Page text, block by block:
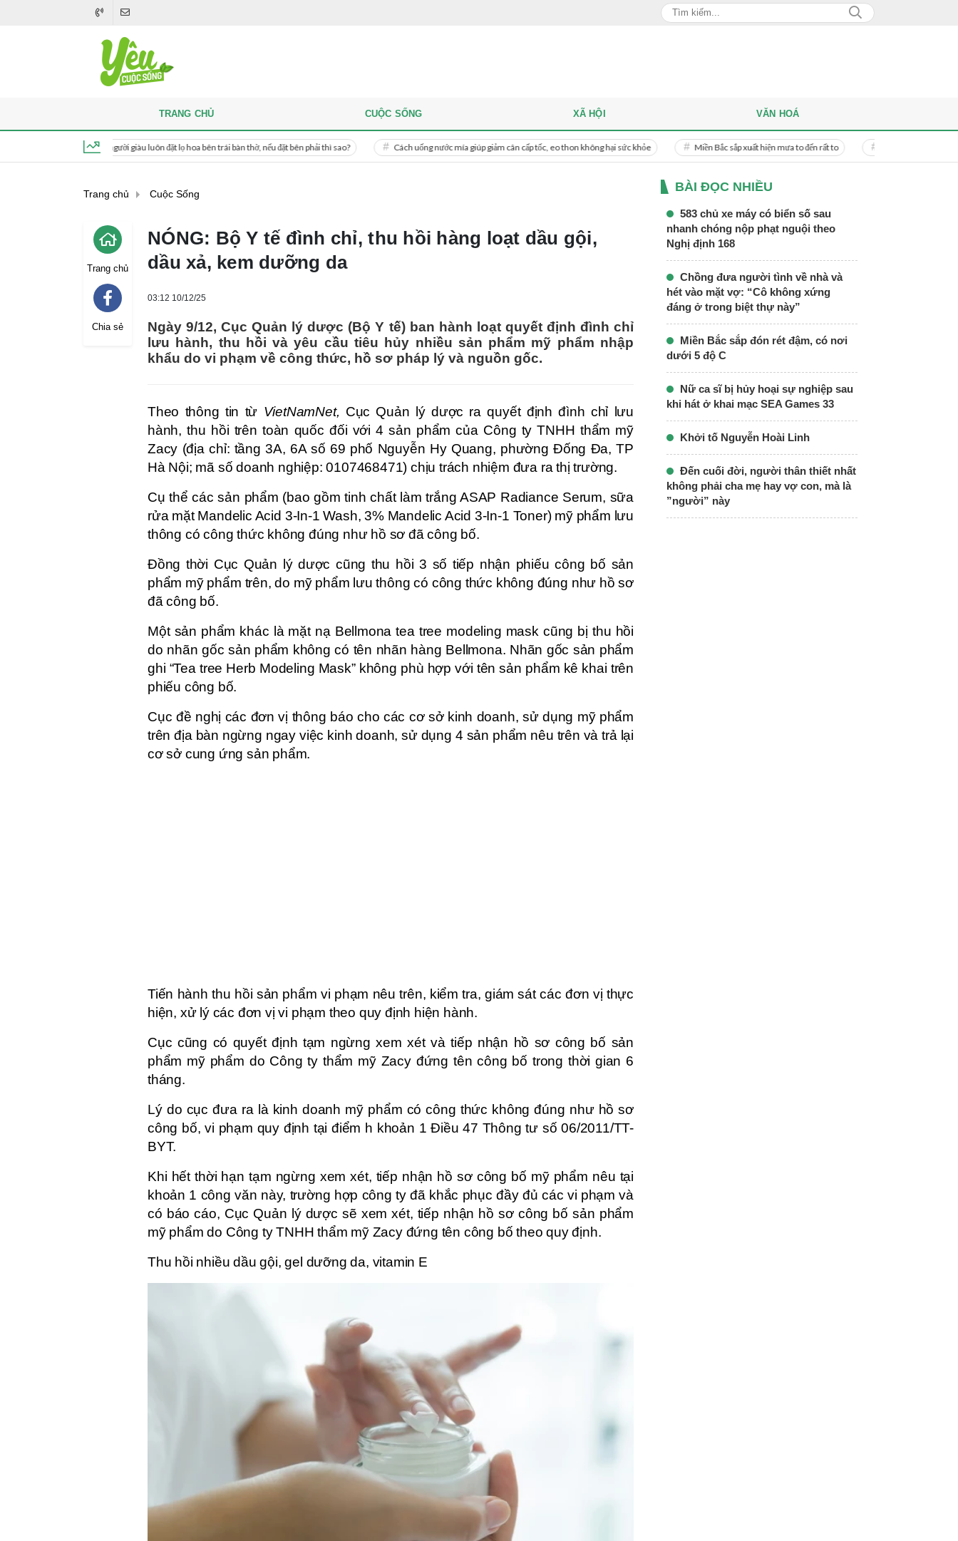
Khi thắp hương, người giàu luôn đặt lọ hoa bên trái bàn thờ, nếu đặt bên phải thì sao? Cách uống nước mía giúp giảm cân cấp tốc, eo thon không hại sức khỏe Miền Bắc sắp xuất hiện mưa to đến rất to Danh tính người phụ nữ bị bạn
TRANG CHỦ CUỘC SỐNG XÃ HỘI VĂN HOÁ
Trang chủ Cuộc Sống
Trang chủ
Chia sẻ
NÓNG: Bộ Y tế đình chỉ, thu hồi hàng loạt dầu gội,
dầu xả, kem dưỡng da
03:12 10/12/25
Ngày 9/12, Cục Quản lý dược (Bộ Y tế) ban hành loạt quyết định đình chỉ
lưu hành, thu hồi và yêu cầu tiêu hủy nhiều sản phẩm mỹ phẩm nhập
khẩu do vi phạm về công thức, hồ sơ pháp lý và nguồn gốc.
Theo thông tin từ VietNamNet, Cục Quản lý dược ra quyết định đình chỉ lưu
hành, thu hồi trên toàn quốc đối với 4 sản phẩm của Công ty TNHH thẩm mỹ
Zacy (địa chỉ: tầng 3A, 6A số 69 phố Nguyễn Hy Quang, phường Đống Đa, TP
Hà Nội; mã số doanh nghiệp: 0107468471) chịu trách nhiệm đưa ra thị trường.
Cụ thể các sản phẩm (bao gồm tinh chất làm trắng ASAP Radiance Serum, sữa
rửa mặt Mandelic Acid 3-In-1 Wash, 3% Mandelic Acid 3-In-1 Toner) mỹ phẩm lưu
thông có công thức không đúng như hồ sơ đã công bố.
Đồng thời Cục Quản lý dược cũng thu hồi 3 số tiếp nhận phiếu công bố sản
phẩm mỹ phẩm trên, do mỹ phẩm lưu thông có công thức không đúng như hồ sơ
đã công bố.
Một sản phẩm khác là mặt nạ Bellmona tea tree modeling mask cũng bị thu hồi
do nhãn gốc sản phẩm không có tên nhãn hàng Bellmona. Nhãn gốc sản phẩm
ghi “Tea tree Herb Modeling Mask” không phù hợp với tên sản phẩm kê khai trên
phiếu công bố.
Cục đề nghị các đơn vị thông báo cho các cơ sở kinh doanh, sử dụng mỹ phẩm
trên địa bàn ngừng ngay việc kinh doanh, sử dụng 4 sản phẩm nêu trên và trả lại
cơ sở cung ứng sản phẩm.
Tiến hành thu hồi sản phẩm vi phạm nêu trên, kiểm tra, giám sát các đơn vị thực
hiện, xử lý các đơn vị vi phạm theo quy định hiện hành.
Cục cũng có quyết định tạm ngừng xem xét và tiếp nhận hồ sơ công bố sản
phẩm mỹ phẩm do Công ty thẩm mỹ Zacy đứng tên công bố trong thời gian 6
tháng.
Lý do cục đưa ra là kinh doanh mỹ phẩm có công thức không đúng như hồ sơ
công bố, vi phạm quy định tại điểm h khoản 1 Điều 47 Thông tư số 06/2011/TT-
BYT.
Khi hết thời hạn tạm ngừng xem xét, tiếp nhận hồ sơ công bố mỹ phẩm nêu tại
khoản 1 công văn này, trường hợp công ty đã khắc phục đầy đủ các vi phạm và
có báo cáo, Cục Quản lý dược sẽ xem xét, tiếp nhận hồ sơ công bố sản phẩm
mỹ phẩm do Công ty TNHH thẩm mỹ Zacy đứng tên công bố theo quy định.
Thu hồi nhiều dầu gội, gel dưỡng da, vitamin E
BÀI ĐỌC NHIỀU
583 chủ xe máy có biển số sau
nhanh chóng nộp phạt nguội theo
Nghị định 168
Chồng đưa người tình về nhà và
hét vào mặt vợ: “Cô không xứng
đáng ở trong biệt thự này”
Miền Bắc sắp đón rét đậm, có nơi
dưới 5 độ C
Nữ ca sĩ bị hủy hoại sự nghiệp sau
khi hát ở khai mạc SEA Games 33
Khởi tố Nguyễn Hoài Linh
Đến cuối đời, người thân thiết nhất
không phải cha mẹ hay vợ con, mà là
”người” này